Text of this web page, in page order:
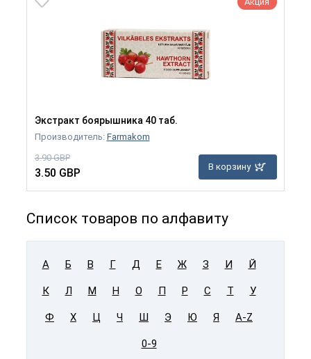
Экстракт боярышника 40 таб.
Производитель: Farmakom
3.90 GBP
3.50 GBP В корзину
Список товаров по алфавиту
А Б В Г Д Е Ж З И Й
К Л М Н О П Р С Т У
Ф Х Ц Ч Ш Э Ю Я A-Z
0-9